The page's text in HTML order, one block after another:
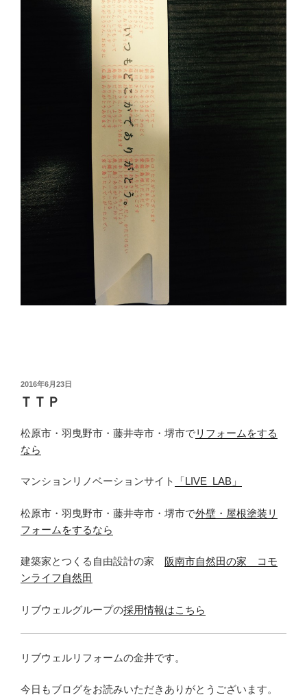
投
稿
日:
2016年6月23日
ＴＴＰ
松原市・羽曳野市・藤井寺市・堺市でリフォームをする
なら
マンションリノベーションサイト 「LIVE_LAB」
松原市・羽曳野市・藤井寺市・堺市で外壁・屋根塗装リ
フォームをするなら
建築家とつくる自由設計の家
阪南市自然田の家 コモ
ンライフ自然田
リブウェルグループの採用情報はこちら
リブウェルリフォームの金井です。
今日もブログをお読みいただきありがとうございます。